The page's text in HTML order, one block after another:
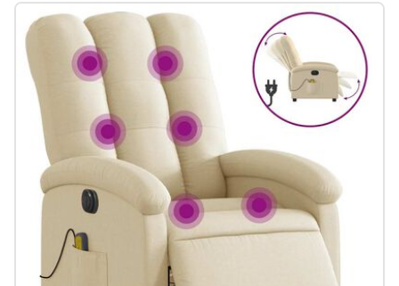
#sharemevidaxl
Συλλογή